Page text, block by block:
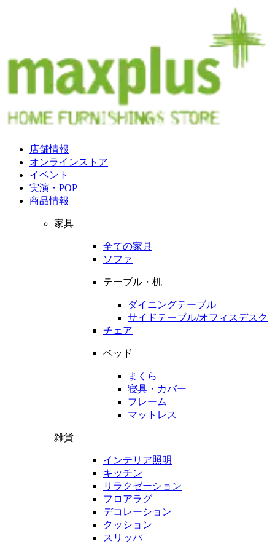
店舗情報
オンラインストア
イベント
実演・POP
商品情報
家具
全ての家具
ソファ
テーブル・机
ダイニングテーブル
サイドテーブル/オフィスデスク
チェア
ベッド
まくら
寝具・カバー
フレーム
マットレス
雑貨
インテリア照明
キッチン
リラクゼーション
フロアラグ
デコレーション
クッション
スリッパ